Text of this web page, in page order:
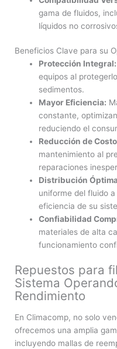
gama de fluidos,
líquidos no
Beneficios Clave para su
Protección Integral:
equipos al
sedimentos.
Mayor Eficiencia:
constante,
reduciendo el
Reducción de
mantenimiento al
reparaciones
Distribución
uniforme del fluido
eficiencia de su
Confiabilidad
materiales de alta
funcionamiento
Repuestos para
Sistema
Rendimiento
En Climacomp, no solo
ofrecemos una amplia
incluyendo mallas de